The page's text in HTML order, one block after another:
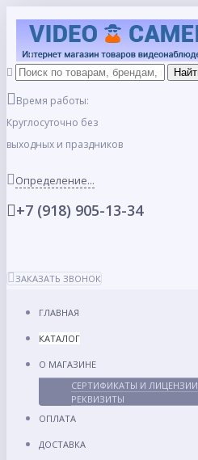
Время работы:
Круглосуточно без
выходных и праздников
Определение...
+7 (918) 905-13-34
ЗАКАЗАТЬ ЗВОНОК
ГЛАВНАЯ
КАТАЛОГ
О МАГАЗИНЕ
СЕРТИФИКАТЫ И ЛИЦЕНЗИИ
РЕКВИЗИТЫ
ОПЛАТА
ДОСТАВКА